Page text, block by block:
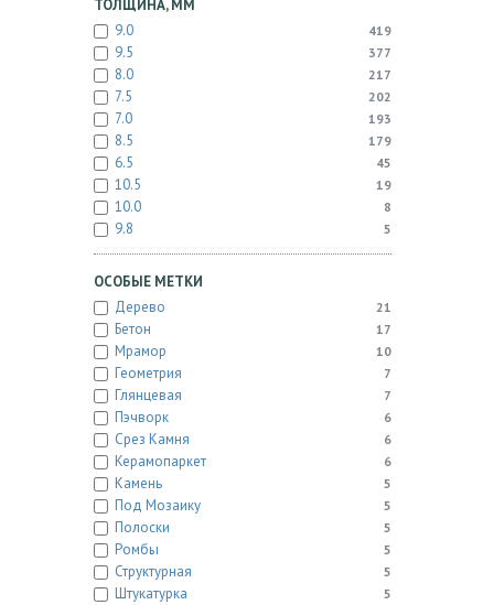
ТОЛЩИНА, ММ
9.0
419
9.5 377
8.0 217
7.5 202
7.0 193
8.5 179
6.5 45
10.5 19
10.0 8
9.8 5
ОСОБЫЕ МЕТКИ
Дерево
21
Бетон 17
Мрамор 10
Геометрия 7
Глянцевая 7
Пэчворк 6
Срез Камня 6
Керамопаркет 6
Камень 5
Под Мозаику 5
Полоски 5
Ромбы 5
Структурная 5
Штукатурка 5